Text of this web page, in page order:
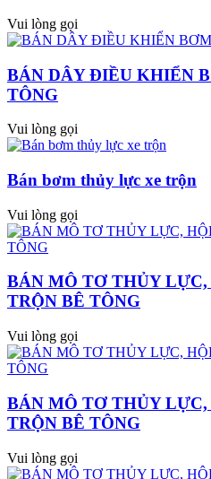
Vui lòng gọi
BÁN DÂY ĐIỀU KHIỂN
TÔNG
Vui lòng gọi
Bán bơm thủy lực xe trộn
Vui lòng gọi
BÁN MÔ TƠ THỦY
TRỘN BÊ TÔNG
Vui lòng gọi
BÁN MÔ TƠ THỦY
TRỘN BÊ TÔNG
Vui lòng gọi